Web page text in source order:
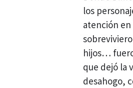
los
atención en
hijos…
que dejó la
desahogo,